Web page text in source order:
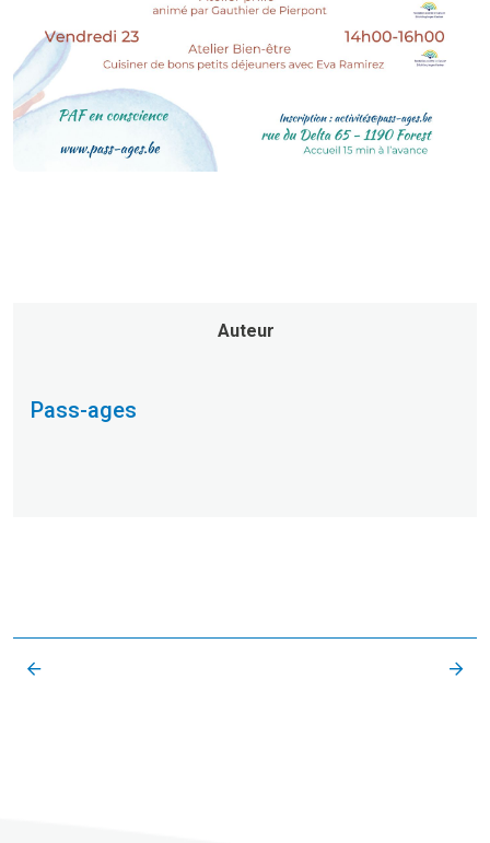
Auteur
Pass-ages